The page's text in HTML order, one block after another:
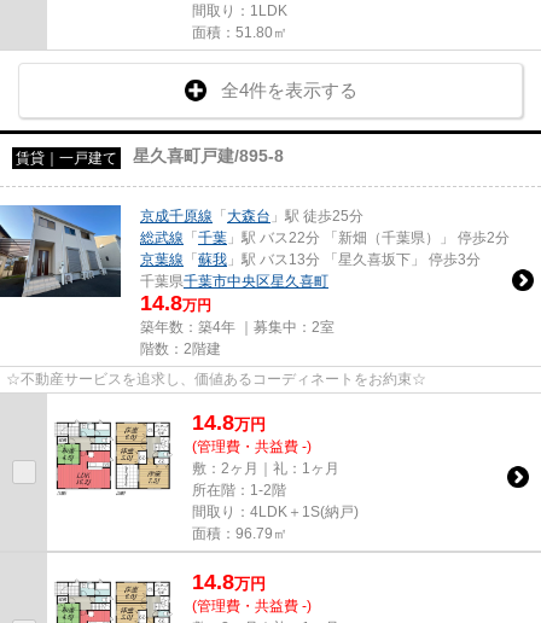
間取り：1LDK
面積：51.80㎡
全4件を表示する
賃貸｜一戸建て 星久喜町戸建/895-8
京成千原線 「 大森台 」駅 徒歩25分
総武線 「 千葉 」駅 バス22分 「新畑（千葉県）」 停歩2分
京葉線 「 蘇我 」駅 バス13分 「星久喜坂下」 停歩3分
千葉県千葉市中央区星久喜町
14.8万円
築年数：築4年 ｜募集中： 2室
階数：2階建
☆不動産サービスを追求し、価値あるコーディネートをお約束☆
14.8万円
(管理費・共益費 -)
敷：2ヶ月｜礼：1ヶ月
所在階：1-2階
間取り：4LDK＋1S(納戸)
面積：96.79㎡
14.8万円
(管理費・共益費 -)